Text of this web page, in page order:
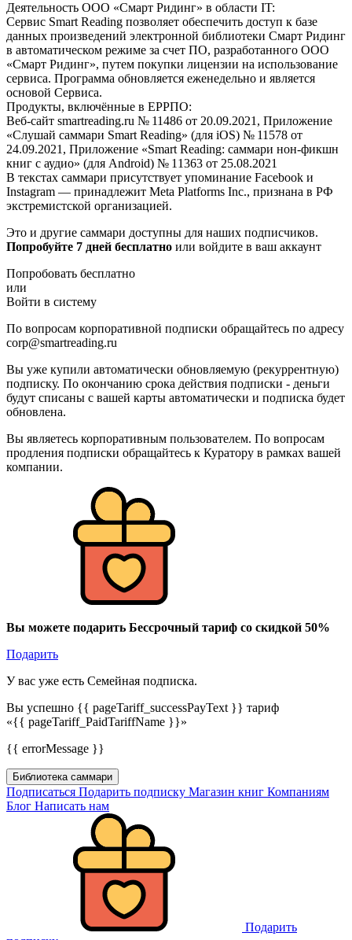
Деятельность ООО «Смарт Ридинг» в области IT:
Сервис Smart Reading позволяет обеспечить доступ к базе
данных произведений электронной библиотеки Смарт Ридинг
в автоматическом режиме за счет ПО, разработанного ООО
«Смарт Ридинг», путем покупки лицензии на использование
сервиса. Программа обновляется еженедельно и является
основой Сервиса.
Продукты, включённые в ЕРРПО:
Веб-сайт smartreading.ru № 11486 от 20.09.2021, Приложение
«Слушай саммари Smart Reading» (для iOS) № 11578 от
24.09.2021, Приложение «Smart Reading: саммари нон-фикшн
книг с аудио» (для Android) № 11363 от 25.08.2021
В текстах саммари присутствует упоминание Facebook и
Instagram — принадлежит Meta Platforms Inc., признана в РФ
экстремистской организацией.
Это и другие саммари доступны для наших подписчиков.
Попробуйте 7 дней бесплатно или войдите в ваш аккаунт
Попробовать бесплатно
или
Войти в систему
По вопросам корпоративной подписки обращайтесь по адресу
corp@smartreading.ru
Вы уже купили автоматически обновляемую (рекуррентную)
подписку. По окончанию срока действия подписки - деньги
будут списаны с вашей карты автоматически и подписка будет
обновлена.
Вы являетесь корпоративным пользователем. По вопросам
продления подписки обращайтесь к Куратору в рамках вашей
компании.
Вы можете подарить Бессрочный тариф со скидкой 50%
Подарить
У вас уже есть Семейная подписка.
Вы успешно {{ pageTariff_successPayText }} тариф
«{{ pageTariff_PaidTariffName }}»
{{ errorMessage }}
Библиотека саммари
Подписаться Подарить подписку Магазин книг Компаниям
Блог Написать нам
Подарить